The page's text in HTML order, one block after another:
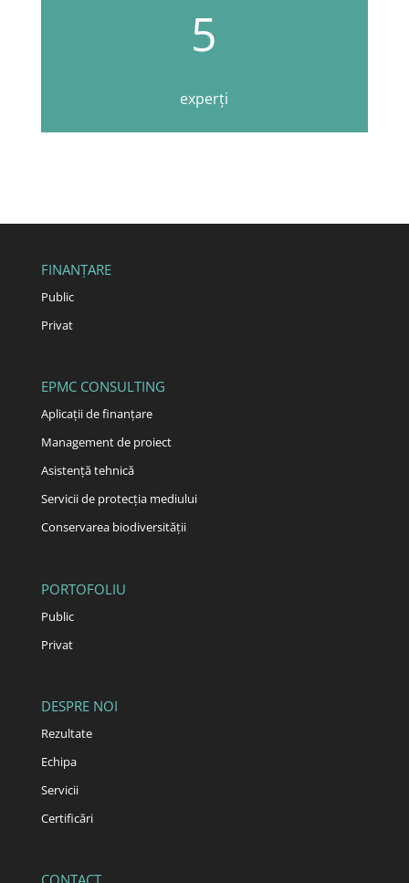
5
experți
FINANȚARE
Public
Privat
EPMC CONSULTING
Aplicații de finanțare
Management de proiect
Asistență tehnică
Servicii de protecția mediului
Conservarea biodiversității
PORTOFOLIU
Public
Privat
DESPRE NOI
Rezultate
Echipa
Servicii
Certificări